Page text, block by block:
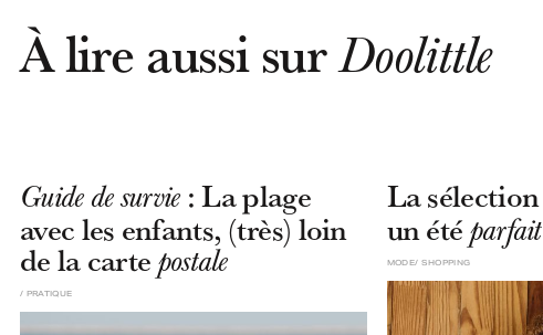
À lire aussi surDoolittle
Guide de survie: La plage
avec les enfants, (très) loin
de la carte postale
PRATIQUE
La sélection
un été parfait
MODE SHOPPING